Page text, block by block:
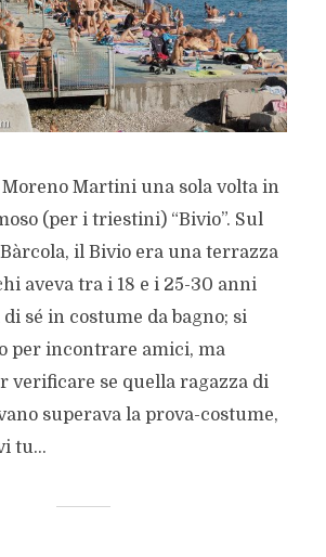
Martini una sola volta in
(per i triestini) “Bivio”. Sul
il Bivio era una terrazza
aveva tra i 18 e i 25-30 anni
sé in costume da bagno; si
per incontrare amici, ma
verificare se quella ragazza di
superava la prova-costume,
tu...